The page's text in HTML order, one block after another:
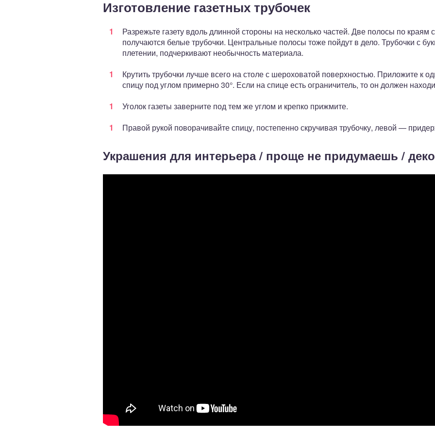
Изготовление газетных трубочек
Разрежьте газету вдоль длинной стороны на несколько частей. Две полосы по
получаются белые трубочки. Центральные полосы тоже пойдут в дело. Трубочки с
плетении, подчеркивают необычность материала.
Крутить трубочки лучше всего на столе с шероховатой поверхностью. Приложите к
спицу под углом примерно 30°. Если на спице есть ограничитель, то он должен
Уголок газеты заверните под тем же углом и крепко прижмите.
Правой рукой поворачивайте спицу, постепенно скручивая трубочку, левой —
Украшения для интерьера / проще не придумаешь /